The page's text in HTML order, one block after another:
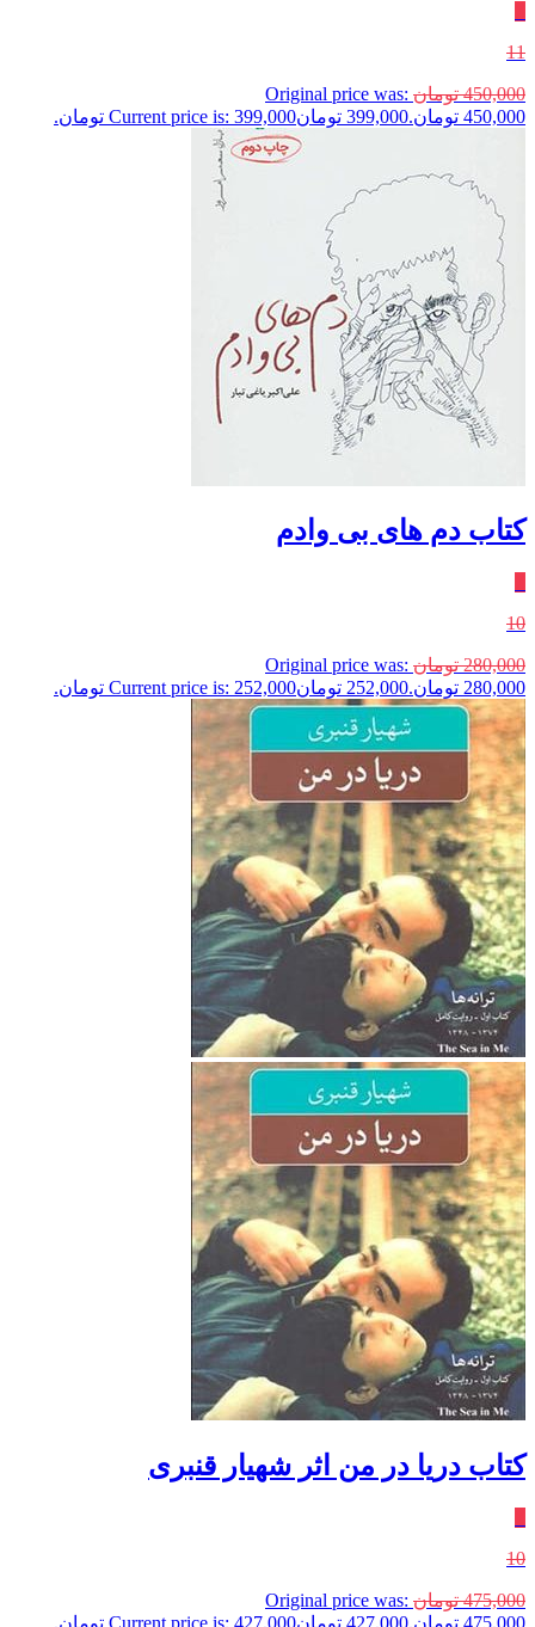
11
450,000 تومان Original price was:
450,000 تومان.
399,000 تومانCurrent price is: 399,000 تومان.
کتاب دم های بی وادم
10
280,000 تومان Original price was:
280,000 تومان.
252,000 تومانCurrent price is: 252,000 تومان.
کتاب دریا در من اثر شهیار قنبری
10
475,000 تومان Original price was: